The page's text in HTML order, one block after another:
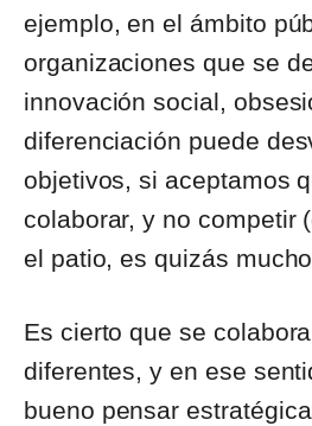
ejemplo, en el ámbito
organizaciones que se
innovación social,
diferenciación puede
objetivos, si aceptamos
colaborar, y no competir
el patio, es quizás
Es cierto que se
diferentes, y en ese
bueno pensar